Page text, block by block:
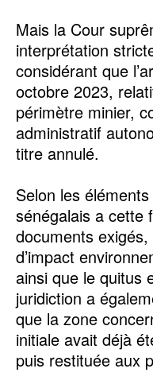
Mais la Cour
interprétation
considérant que
octobre 2023,
périmètre minier,
administratif
titre annulé.
Selon les
sénégalais a cette
documents
d’impact
ainsi que le quitus
juridiction a
que la zone
initiale avait déjà
puis restituée aux